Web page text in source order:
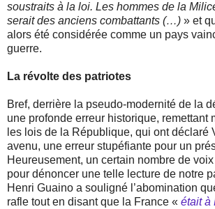
soustraits à la loi. Les hommes de la
serait des anciens combattants (…) » et
alors été considérée comme un pays
guerre.
La révolte des patriotes
Bref, derrière la pseudo-modernité de la
une profonde erreur historique, remettant
les lois de la République, qui ont déclaré
avenu, une erreur stupéfiante pour un
Heureusement, un certain nombre de
pour dénoncer une telle lecture de notre
Henri Guaino a souligné l’abomination
rafle tout en disant que la France « était à